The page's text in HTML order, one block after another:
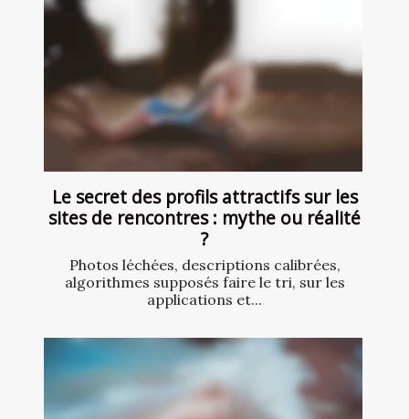
Le secret des profils attractifs sur les
sites de rencontres : mythe ou réalité
?
Photos léchées, descriptions calibrées,
algorithmes supposés faire le tri, sur les
applications et...